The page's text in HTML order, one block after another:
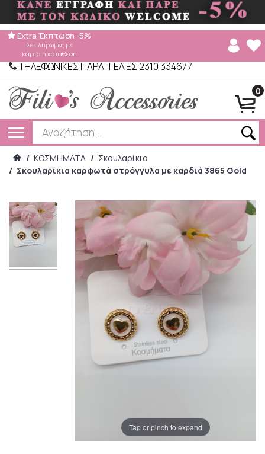
ΤΗΛΕΦΩΝΙΚΕΣ ΠΑΡΑΓΓΕΛΙΕΣ 2310 334677
0
Extra Έκπτωση -5%
Σε πληρωμές με
κάρτα ή κατάθεση
/ ΚΟΣΜΗΜΑΤΑ / Σκουλαρίκια
/ Σκουλαρίκια καρφωτά στρόγγυλα με καρδιά 3865 Gold
Tap or pinch to expand